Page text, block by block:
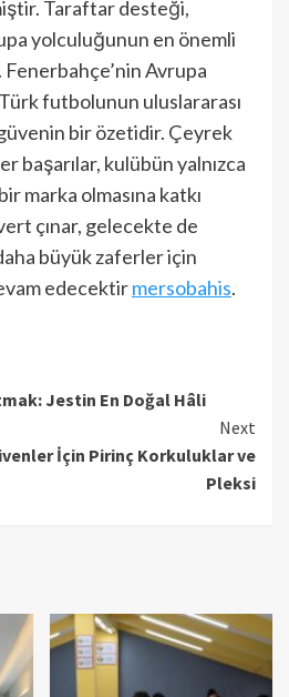
Taraftar desteği,
yolculuğunun en önemli
Avrupa
futbolunun uluslararası
bir özetidir. Çeyrek
başarılar, kulübün yalnızca
marka olmasına katkı
çınar, gelecekte de
büyük zaferler için
edecektirmersobahis.
Jestin En Doğal Hâli
Next
İçin Pirinç Korkuluklar ve
Pleksi